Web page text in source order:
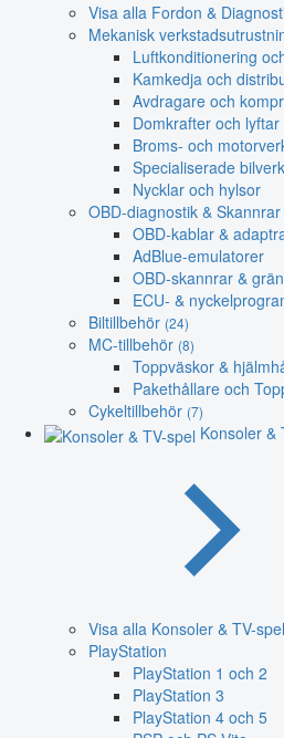
Visa alla Fordon &
Mekanisk
Luftkonditionering
Kamkedja och
Avdragare och
Domkrafter och lyftar
Broms- och
Specialiserade
Nycklar och hylsor
OBD-diagnostik & Skannrar
OBD-kablar &
AdBlue-emulatorer
OBD-skannrar &
ECU- &
Biltillbehör (24)
MC-tillbehör (8)
Toppväskor &
Pakethållare och
Cykeltillbehör (7)
Konsoler &
Visa alla Konsoler & TV-spel
PlayStation
PlayStation 1 och 2
PlayStation 3
PlayStation 4 och 5